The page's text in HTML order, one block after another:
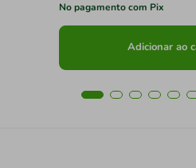
No pagamento com Pix
Adicionar ao